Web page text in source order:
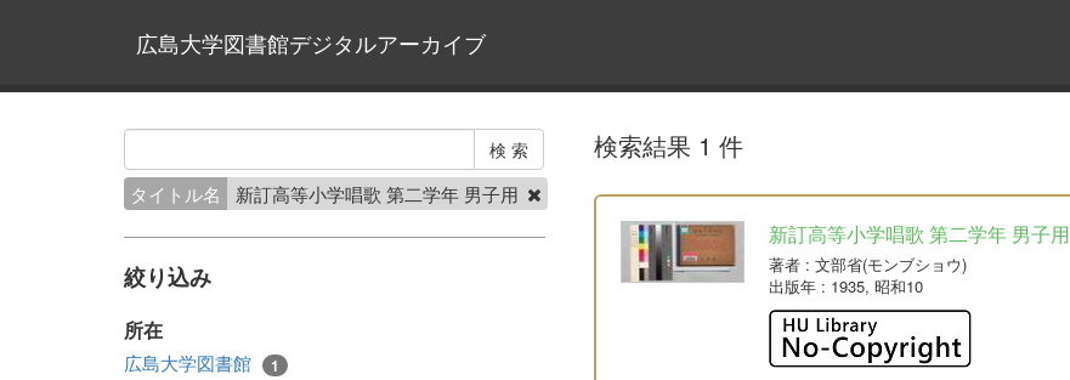
広島大学図書館デジタルアーカイブ
タイトル名 新訂高等小学唱歌 第二学年 男子用
絞り込み
所在
広島大学図書館 1
検索結果 1 件
新訂高等小学唱歌 第二学年 男子用
著者: 文部省(モンブショウ)
出版年: 1935, 昭和10